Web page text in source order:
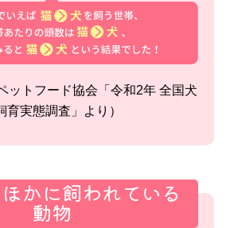
ットフード協会「令和2年 全国犬
育実態調査」より）
かに飼われている
動物